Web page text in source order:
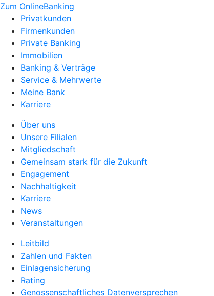
Zum OnlineBanking
Privatkunden
Firmenkunden
Private Banking
Immobilien
Banking & Verträge
Service & Mehrwerte
Meine Bank
Karriere
Über uns
Unsere Filialen
Mitgliedschaft
Gemeinsam stark für die Zukunft
Engagement
Nachhaltigkeit
Karriere
News
Veranstaltungen
Leitbild
Zahlen und Fakten
Einlagensicherung
Rating
Genossenschaftliches Datenversprechen